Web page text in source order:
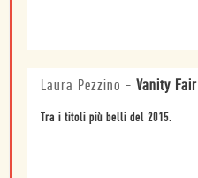
Laura Pezzino - Vanity Fair
Tra i titoli più belli del 2015.